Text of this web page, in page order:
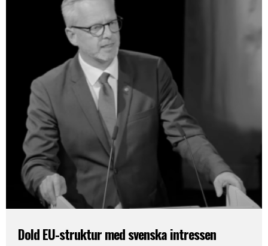
Dold EU-struktur med svenska intressen